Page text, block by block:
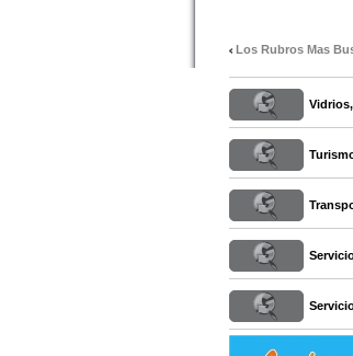
Los Rubros Mas